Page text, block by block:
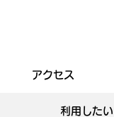
アクセス
利用したい